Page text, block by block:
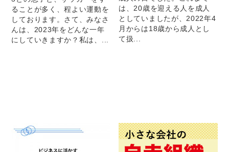
ることが多く、程よい運動を
しております。さて、みなさ
んは、2023年をどんな一年
にしていきますか？私は、...
は、20歳を迎える人を成人
としていましたが、2022年4
月からは18歳から成人とし
て扱...